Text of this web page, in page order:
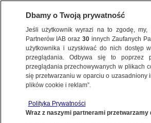
NAJWAŻNIEJSZE INFORMACJE
Porzucka, weto
Dbamy o Twoją prywatność
Jeśli użytkownik wyrazi na to zgodę,
Partnerów IAB oraz30 innych Zaufanych
użytkownika i uzyskiwać do nich dostęp
przeglądania. Odbywa się to poprzez
przeglądania przechowywanych w plikach
się przetwarzaniu w oparciu o uzasadniony
plików cookie i reklam”.
Polityka Prywatności
Wraz z naszymi partnerami przetwarzamy